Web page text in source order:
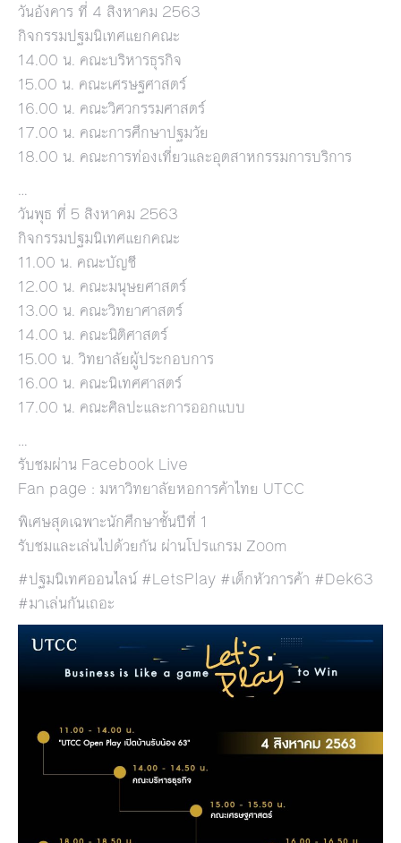
วันอังคาร ที่ 4 สิงหาคม 2563
กิจกรรมปฐมนิเทศแยกคณะ
14.00 น. คณะบริหารธุรกิจ
15.00 น. คณะเศรษฐศาสตร์
16.00 น. คณะวิศวกรรมศาสตร์
17.00 น. คณะการศึกษาปฐมวัย
18.00 น. คณะการท่องเที่ยวและอุตสาหกรรมการบริการ
…
วันพุธ ที่ 5 สิงหาคม 2563
กิจกรรมปฐมนิเทศแยกคณะ
11.00 น. คณะบัญชี
12.00 น. คณะมนุษยศาสตร์
13.00 น. คณะวิทยาศาสตร์
14.00 น. คณะนิติศาสตร์
15.00 น. วิทยาลัยผู้ประกอบการ
16.00 น. คณะนิเทศศาสตร์
17.00 น. คณะศิลปะและการออกแบบ
…
รับชมผ่าน Facebook Live
Fan page : มหาวิทยาลัยหอการค้าไทย UTCC
พิเศษสุดเฉพาะนักศึกษาชั้นปีที่ 1
รับชมและเล่นไปด้วยกัน ผ่านโปรแกรม Zoom
#ปฐมนิเทศออนไลน์ #LetsPlay #เด็กหัวการค้า #Dek63
#มาเล่นกันเถอะ